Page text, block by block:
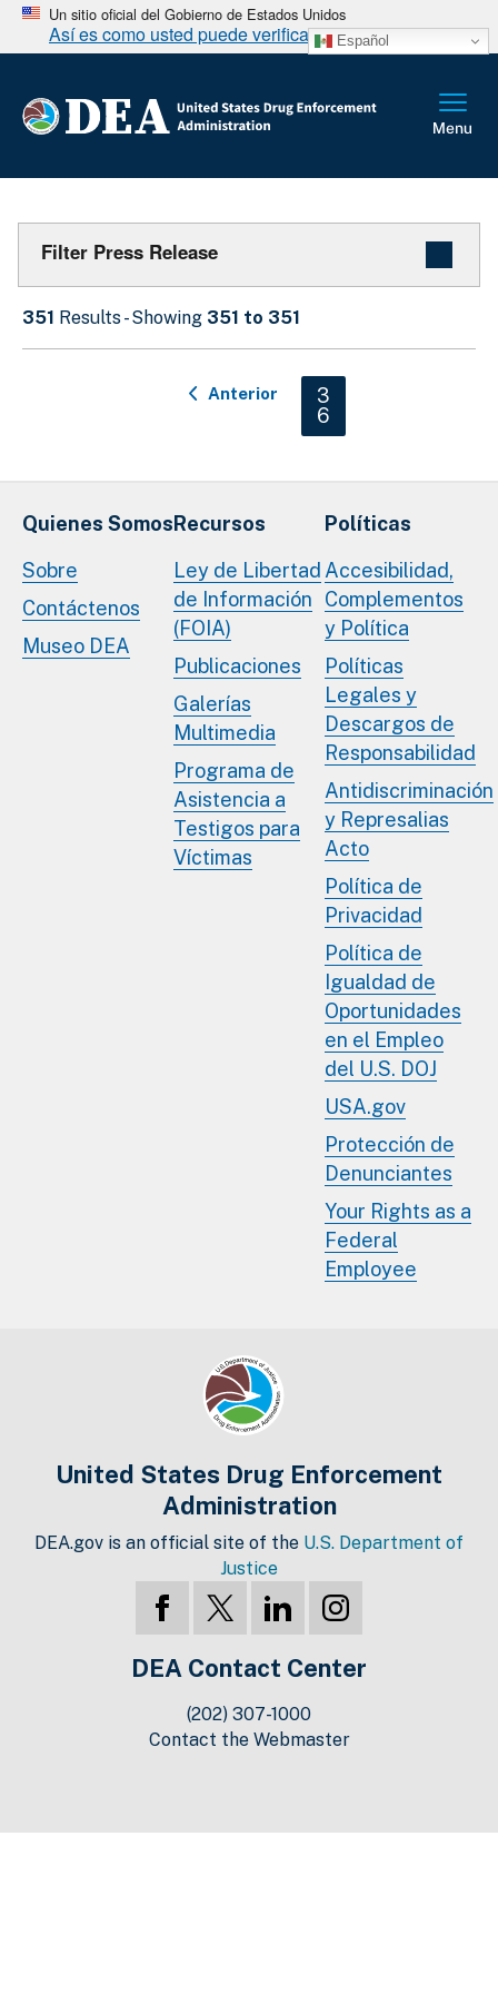
Un sitio oficial del Gobierno de Estados Unidos
Así es como usted puede verificarlo Español
Filter Press Release
351 Results - Showing 351 to 351
Anterior Current page
3
6
Quienes Somos
Sobre
Contáctenos
Museo DEA
Recursos
Ley de Libertad
de Información
(FOIA)
Publicaciones
Galerías
Multimedia
Programa de
Asistencia a
Testigos para
Víctimas
Políticas
Accesibilidad,
Complementos
y Política
Políticas
Legales y
Descargos de
Responsabilidad
Antidiscriminación
y Represalias
Acto
Política de
Privacidad
Política de
Igualdad de
Oportunidades
en el Empleo
del U.S. DOJ
USA.gov
Protección de
Denunciantes
Your Rights as a
Federal
Employee
United States Drug Enforcement
Administration
DEA.gov is an official site of the U.S. Department of
Justice
DEA Contact Center
(202) 307-1000
Contact the Webmaster